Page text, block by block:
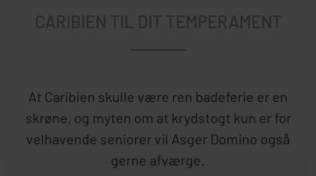
CARIBIEN TIL DIT TEMPERAMENT
At Caribien skulle være ren badeferie er en
skrøne, og myten om at krydstogt kun er for
velhavende seniorer vil Asger Domino også
gerne afværge.